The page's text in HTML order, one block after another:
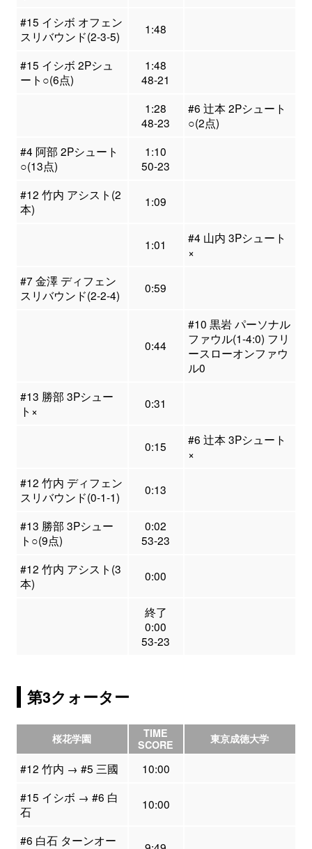
#15 イシボ オフェン
スリバウンド(2-3-5)
1:48
#15 イシボ 2Pシュ
ート○(6点)
1:48
48-21
1:28
48-23
#6 辻本 2Pシュート
○(2点)
#4 阿部 2Pシュート
○(13点)
1:10
50-23
#12 竹内 アシスト(2
本)
1:09
1:01
#4 山内 3Pシュート
×
#7 金澤 ディフェン
スリバウンド(2-2-4)
0:59
0:44
#10 黒岩 パーソナル
ファウル(1-4:0) フリ
ースローオンファウ
ル0
#13 勝部 3Pシュー
ト×
0:31
0:15
#6 辻本 3Pシュート
×
#12 竹内 ディフェン
スリバウンド(0-1-1)
0:13
#13 勝部 3Pシュー
ト○(9点)
0:02
53-23
#12 竹内 アシスト(3
本)
0:00
終了
0:00
53-23
第3クォーター
桜花学園
TIME
SCORE
東京成徳大学
#12 竹内 → #5 三國
10:00
#15 イシボ → #6 白
石
10:00
#6 白石 ターンオー